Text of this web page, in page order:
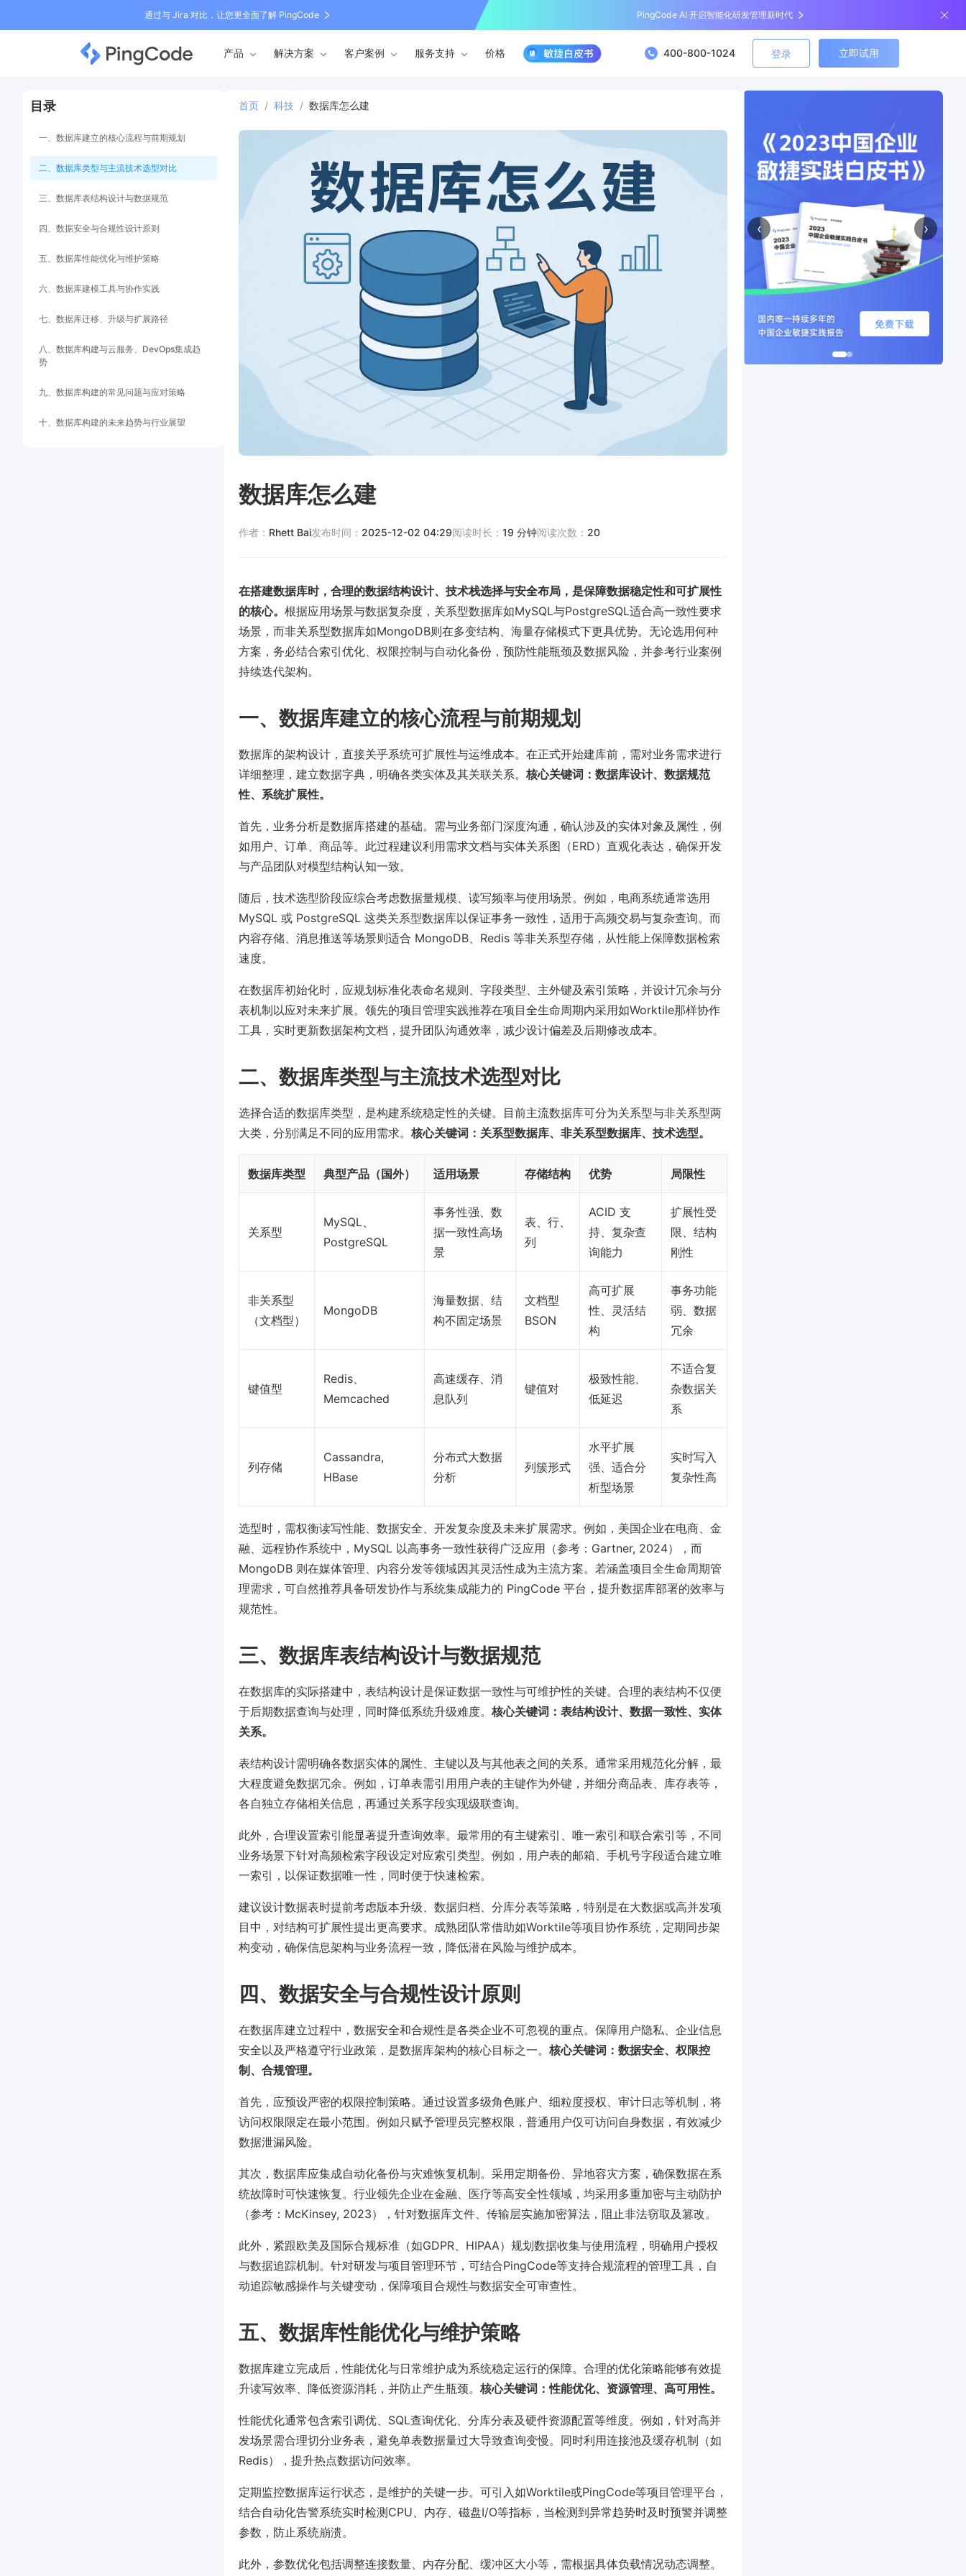
通过与 Jira 对比，让您更全面了解 PingCode PingCode AI 开启智能化研发管理新时代
产品 解决方案 客户案例 服务支持 价格 400-800-1024 登录 立即试用
目录
一、数据库建立的核心流程与前期规划
二、数据库类型与主流技术选型对比
三、数据库表结构设计与数据规范
四、数据安全与合规性设计原则
五、数据库性能优化与维护策略
六、数据库建模工具与协作实践
七、数据库迁移、升级与扩展路径
八、数据库构建与云服务、DevOps集成趋
势
九、数据库构建的常见问题与应对策略
十、数据库构建的未来趋势与行业展望
首页 / 科技 / 数据库怎么建
数据库怎么建
作者： Rhett Bai发布时间： 2025-12-02 04:29阅读时长： 19 分钟阅读次数： 20
在搭建数据库时，合理的数据结构设计、技术栈选择与安全布局，是保障数据稳定性和可扩展性
的核心。 根据应用场景与数据复杂度，关系型数据库如MySQL与PostgreSQL适合高一致性要求
场景，而非关系型数据库如MongoDB则在多变结构、海量存储模式下更具优势。无论选用何种
方案，务必结合索引优化、权限控制与自动化备份，预防性能瓶颈及数据风险，并参考行业案例
持续迭代架构。
一、数据库建立的核心流程与前期规划
数据库的架构设计，直接关乎系统可扩展性与运维成本。在正式开始建库前，需对业务需求进行
详细整理，建立数据字典，明确各类实体及其关联关系。 核心关键词：数据库设计、数据规范
性、系统扩展性。
首先，业务分析是数据库搭建的基础。需与业务部门深度沟通，确认涉及的实体对象及属性，例
如用户、订单、商品等。此过程建议利用需求文档与实体关系图（ERD）直观化表达，确保开发
与产品团队对模型结构认知一致。
随后，技术选型阶段应综合考虑数据量规模、读写频率与使用场景。例如，电商系统通常选用
MySQL 或 PostgreSQL 这类关系型数据库以保证事务一致性，适用于高频交易与复杂查询。而
内容存储、消息推送等场景则适合 MongoDB、Redis 等非关系型存储，从性能上保障数据检索
速度。
在数据库初始化时，应规划标准化表命名规则、字段类型、主外键及索引策略，并设计冗余与分
表机制以应对未来扩展。领先的项目管理实践推荐在项目全生命周期内采用如Worktile那样协作
工具，实时更新数据架构文档，提升团队沟通效率，减少设计偏差及后期修改成本。
二、数据库类型与主流技术选型对比
选择合适的数据库类型，是构建系统稳定性的关键。目前主流数据库可分为关系型与非关系型两
大类，分别满足不同的应用需求。 核心关键词：关系型数据库、非关系型数据库、技术选型。
数据库类型 典型产品（国外） 适用场景 存储结构 优势 局限性
关系型
MySQL、
PostgreSQL
事务性强、数
据一致性高场
景
表、行、
列
ACID 支
持、复杂查
询能力
扩展性受
限、结构
刚性
非关系型
（文档型）
MongoDB
海量数据、结
构不固定场景
文档型
BSON
高可扩展
性、灵活结
构
事务功能
弱、数据
冗余
键值型
Redis、
Memcached
高速缓存、消
息队列
键值对
极致性能、
低延迟
不适合复
杂数据关
系
列存储
Cassandra,
HBase
分布式大数据
分析
列簇形式
水平扩展
强、适合分
析型场景
实时写入
复杂性高
选型时，需权衡读写性能、数据安全、开发复杂度及未来扩展需求。例如，美国企业在电商、金
融、远程协作系统中，MySQL 以高事务一致性获得广泛应用（参考：Gartner, 2024），而
MongoDB 则在媒体管理、内容分发等领域因其灵活性成为主流方案。若涵盖项目全生命周期管
理需求，可自然推荐具备研发协作与系统集成能力的 PingCode 平台，提升数据库部署的效率与
规范性。
三、数据库表结构设计与数据规范
在数据库的实际搭建中，表结构设计是保证数据一致性与可维护性的关键。合理的表结构不仅便
于后期数据查询与处理，同时降低系统升级难度。 核心关键词：表结构设计、数据一致性、实体
关系。
表结构设计需明确各数据实体的属性、主键以及与其他表之间的关系。通常采用规范化分解，最
大程度避免数据冗余。例如，订单表需引用用户表的主键作为外键，并细分商品表、库存表等，
各自独立存储相关信息，再通过关系字段实现级联查询。
此外，合理设置索引能显著提升查询效率。最常用的有主键索引、唯一索引和联合索引等，不同
业务场景下针对高频检索字段设定对应索引类型。例如，用户表的邮箱、手机号字段适合建立唯
一索引，以保证数据唯一性，同时便于快速检索。
建议设计数据表时提前考虑版本升级、数据归档、分库分表等策略，特别是在大数据或高并发项
目中，对结构可扩展性提出更高要求。成熟团队常借助如Worktile等项目协作系统，定期同步架
构变动，确保信息架构与业务流程一致，降低潜在风险与维护成本。
四、数据安全与合规性设计原则
在数据库建立过程中，数据安全和合规性是各类企业不可忽视的重点。保障用户隐私、企业信息
安全以及严格遵守行业政策，是数据库架构的核心目标之一。 核心关键词：数据安全、权限控
制、合规管理。
首先，应预设严密的权限控制策略。通过设置多级角色账户、细粒度授权、审计日志等机制，将
访问权限限定在最小范围。例如只赋予管理员完整权限，普通用户仅可访问自身数据，有效减少
数据泄漏风险。
其次，数据库应集成自动化备份与灾难恢复机制。采用定期备份、异地容灾方案，确保数据在系
统故障时可快速恢复。行业领先企业在金融、医疗等高安全性领域，均采用多重加密与主动防护
（参考：McKinsey, 2023），针对数据库文件、传输层实施加密算法，阻止非法窃取及篡改。
此外，紧跟欧美及国际合规标准（如GDPR、HIPAA）规划数据收集与使用流程，明确用户授权
与数据追踪机制。针对研发与项目管理环节，可结合PingCode等支持合规流程的管理工具，自
动追踪敏感操作与关键变动，保障项目合规性与数据安全可审查性。
五、数据库性能优化与维护策略
数据库建立完成后，性能优化与日常维护成为系统稳定运行的保障。合理的优化策略能够有效提
升读写效率、降低资源消耗，并防止产生瓶颈。 核心关键词：性能优化、资源管理、高可用性。
性能优化通常包含索引调优、SQL查询优化、分库分表及硬件资源配置等维度。例如，针对高并
发场景需合理切分业务表，避免单表数据量过大导致查询变慢。同时利用连接池及缓存机制（如
Redis），提升热点数据访问效率。
定期监控数据库运行状态，是维护的关键一步。可引入如Worktile或PingCode等项目管理平台，
结合自动化告警系统实时检测CPU、内存、磁盘I/O等指标，当检测到异常趋势时及时预警并调整
参数，防止系统崩溃。
此外，参数优化包括调整连接数量、内存分配、缓冲区大小等，需根据具体负载情况动态调整。
‹ ›